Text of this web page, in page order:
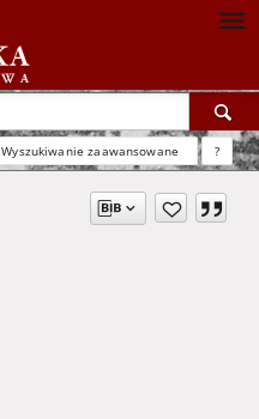
Wyszukiwanie zaawansowane ?